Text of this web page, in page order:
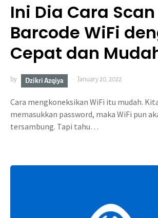
Ini Dia Cara Scan
Barcode WiFi
Cepat dan
by Dzikri Azqiya January 20, 2022
Cara mengkoneksikan WiFi itu mudah.
memasukkan password, maka WiFi pun
tersambung. Tapi tahu…